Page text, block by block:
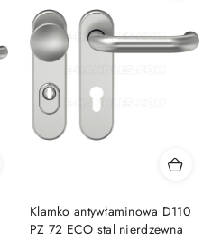
Klamko antywłaminowa D110
PZ 72 ECO stal nierdzewna